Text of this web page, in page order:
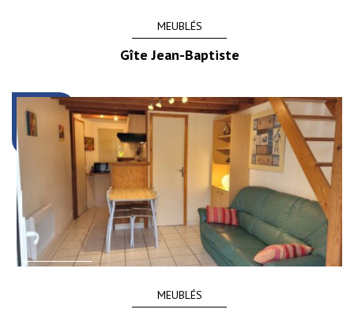
MEUBLÉS
Gîte Jean-Baptiste
MEUBLÉS